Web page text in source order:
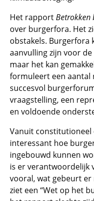
Het rapportBetrokken
over burgerfora. Het
obstakels. Burgerfora
aanvulling zijn voor
maar het kan
formuleert een aantal
succesvol
vraagstelling, een
en voldoende
Vanuit
interessant hoe
ingebouwd kunnen
is er verantwoordelijk
vooral, wat gebeurt
ziet een “Wet op het